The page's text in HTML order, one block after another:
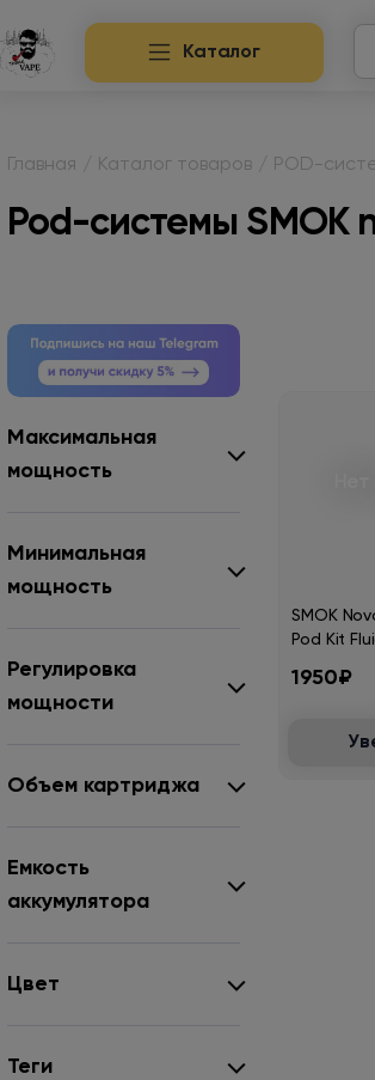
Каталог
Главная Каталог товаров POD-
Pod-системы SMOK
Максимальная
мощность
Минимальная
мощность
Регулировка
мощности
Объем картриджа
Емкость
аккумулятора
Цвет
Теги
Нет
SMOK
Pod Kit
1950₽